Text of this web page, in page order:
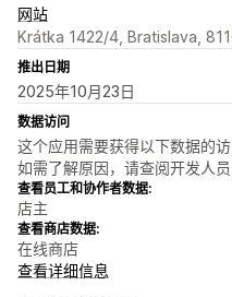
网站
Krátka 1422/4, Bratislava,
推出日期
2025年10月23日
数据访问
这个应用需要获得以下数据的
如需了解原因，请查阅开发人
查看员工和协作者数据:
店主
查看商店数据:
在线商店
查看详细信息